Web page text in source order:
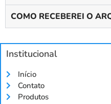
COMO RECEBEREI O
Institucional
Início
Contato
Produtos